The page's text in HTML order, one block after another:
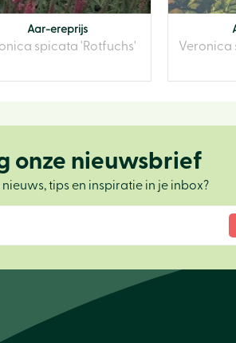
Aar-ereprijs
spicata 'Rotfuchs' Veronica
onze nieuwsbrief
nieuws, tips en inspiratie in je inbox?